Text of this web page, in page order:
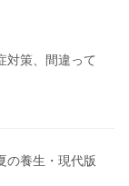
対策、間違って
の養生・現代版